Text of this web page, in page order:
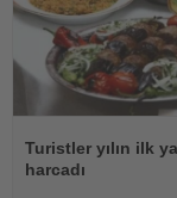
Oku
Turistler yılın ilk
harcadı